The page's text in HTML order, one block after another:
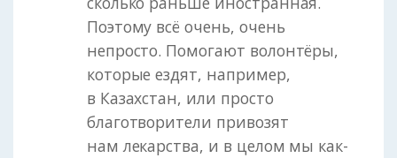
Поэтому всё очень, очень
непросто. Помогают волонтёры,
которые ездят, например,
в Казахстан, или просто
благотворители привозят
нам лекарства, и в целом мы как-